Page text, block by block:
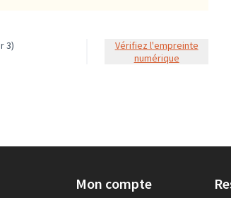
3)
Vérifiez l'empreinte
numérique
Mon compte